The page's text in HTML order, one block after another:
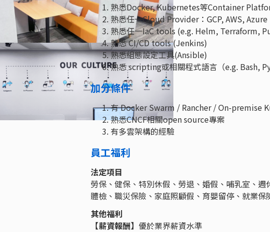
熟悉Docker, Kubernetes等Container
熟悉任一Cloud Provider：GCP, AWS, Azure
熟悉任一IaC tools (e.g. Helm, Terraform,
熟悉 CI/CD tools (Jenkins)
熟悉組態設定工具(Ansible)
熟悉 scripting或相關程式語言（e.g. Bash,
加分條件
有 Docker Swarm / Rancher / On-premise
熟悉CNCF相關open source專案
有多雲架構的經驗
員工福利
法定項目
勞保、健保、特別休假、勞退、婚假、哺乳室、
體檢、職災保險、家庭照顧假、育嬰留停、就業保
其他福利
【薪資報酬】 優於業界薪資水準